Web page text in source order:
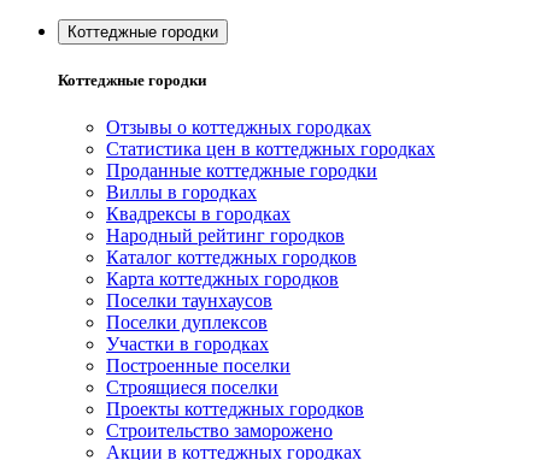
Коттеджные городки
Коттеджные городки
Отзывы о коттеджных городках
Статистика цен в коттеджных городках
Проданные коттеджные городки
Виллы в городках
Квадрексы в городках
Народный рейтинг городков
Каталог коттеджных городков
Карта коттеджных городков
Поселки таунхаусов
Поселки дуплексов
Участки в городках
Построенные поселки
Строящиеся поселки
Проекты коттеджных городков
Строительство заморожено
Акции в коттеджных городках